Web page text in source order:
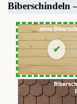
Biberschindeln